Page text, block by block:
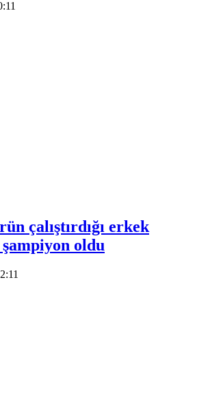
çalıştırdığı erkek
oldu